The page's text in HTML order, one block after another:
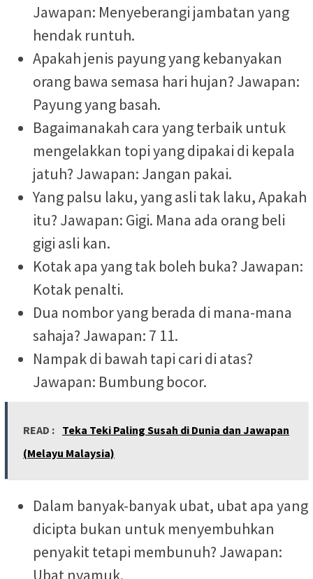
Jawapan: Menyeberangi jambatan yang
hendak runtuh.
Apakah jenis payung yang kebanyakan
orang bawa semasa hari hujan? Jawapan:
Payung yang basah.
Bagaimanakah cara yang terbaik untuk
mengelakkan topi yang dipakai di kepala
jatuh? Jawapan: Jangan pakai.
Yang palsu laku, yang asli tak laku, Apakah
itu? Jawapan: Gigi. Mana ada orang beli
gigi asli kan.
Kotak apa yang tak boleh buka? Jawapan:
Kotak penalti.
Dua nombor yang berada di mana-mana
sahaja? Jawapan: 7 11.
Nampak di bawah tapi cari di atas?
Jawapan: Bumbung bocor.
READ : Teka Teki Paling Susah di Dunia dan Jawapan
(Melayu Malaysia)
Dalam banyak-banyak ubat, ubat apa yang
dicipta bukan untuk menyembuhkan
penyakit tetapi membunuh? Jawapan:
Ubat nyamuk.